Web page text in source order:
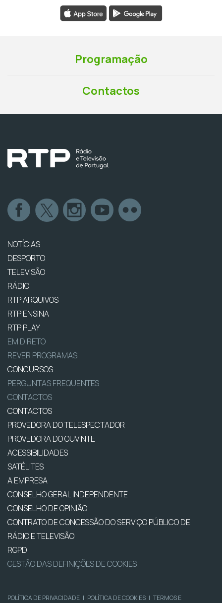
Programação
Contactos
NOTÍCIAS
DESPORTO
TELEVISÃO
RÁDIO
RTP ARQUIVOS
RTP ENSINA
RTP PLAY
EM DIRETO
REVER PROGRAMAS
CONCURSOS
PERGUNTAS FREQUENTES
CONTACTOS
CONTACTOS
PROVEDORA DO TELESPECTADOR
PROVEDORA DO OUVINTE
ACESSIBILIDADES
SATÉLITES
A EMPRESA
CONSELHO GERAL INDEPENDENTE
CONSELHO DE OPINIÃO
CONTRATO DE CONCESSÃO DO SERVIÇO PÚBLICO DE
RÁDIO E TELEVISÃO
RGPD
GESTÃO DAS DEFINIÇÕES DE COOKIES
POLÍTICA DE PRIVACIDADE | POLÍTICA DE COOKIES | TERMOS E